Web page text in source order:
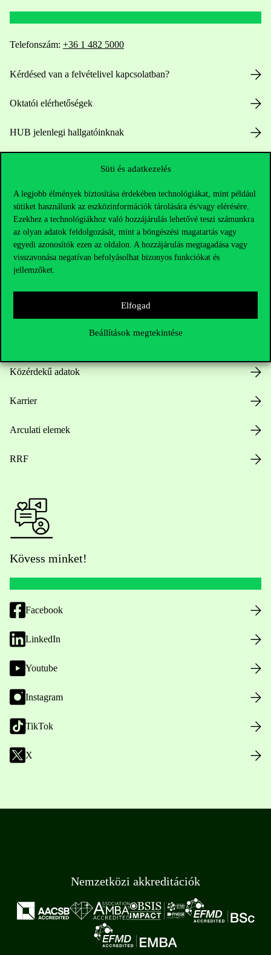
Süti és adatkezelés
A legjobb élmények biztosítása érdekében technológiákat, mint például
sütiket használunk az eszközinformációk tárolására és/vagy elérésére.
Ezekhez a technológiákhoz való hozzájárulás lehetővé teszi számunkra
az olyan adatok feldolgozását, mint a böngészési magatartás vagy
egyedi azonosítók ezen az oldalon. A hozzájárulás megtagadása vagy
visszavonása negatívan befolyásolhat bizonyos funkciókat és
jellemzőket.
Elfogad
Beállítások megtekintése
Telefonszám: +36 1 482 5000
Kérdésed van a felvételivel kapcsolatban?
Oktatói elérhetőségek
HUB jelenlegi hallgatóinknak
Hasznos linkek
Közérdekű adatok
Karrier
Arculati elemek
RRF
Kövess minket!
Facebook
LinkedIn
Youtube
Instagram
TikTok
X
Nemzetközi akkreditációk